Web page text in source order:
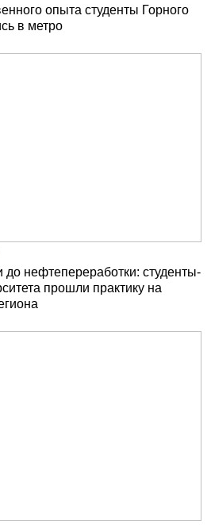
опыта студенты Горного
в метро
до нефтепереработки: студенты-
прошли практику на